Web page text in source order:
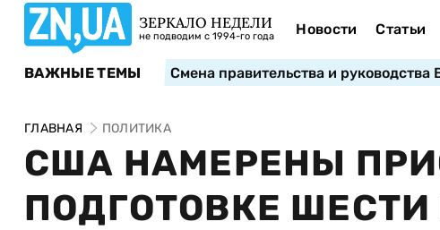
ЗЕРКАЛО НЕДЕЛИ
не подводим с 1994-го года Новости Статьи
ВАЖНЫЕ ТЕМЫ Смена правительства и руководства
ГЛАВНАЯ ПОЛИТИКА
США НАМЕРЕНЫ
ПОДГОТОВКЕ